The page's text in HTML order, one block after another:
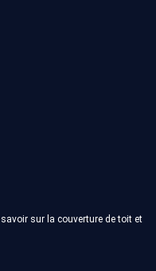
sur la couverture de toit et